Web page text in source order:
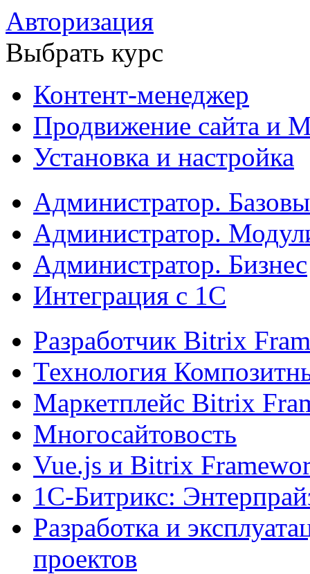
Авторизация
Выбрать курс
Контент-менеджер
Продвижение сайта и
Установка и настройка
Администратор.
Администратор.
Администратор. Бизнес
Интеграция с 1С
Разработчик Bitrix
Технология
Маркетплейс Bitrix
Многосайтовость
Vue.js и Bitrix
1С-Битрикс:
Разработка и
проектов